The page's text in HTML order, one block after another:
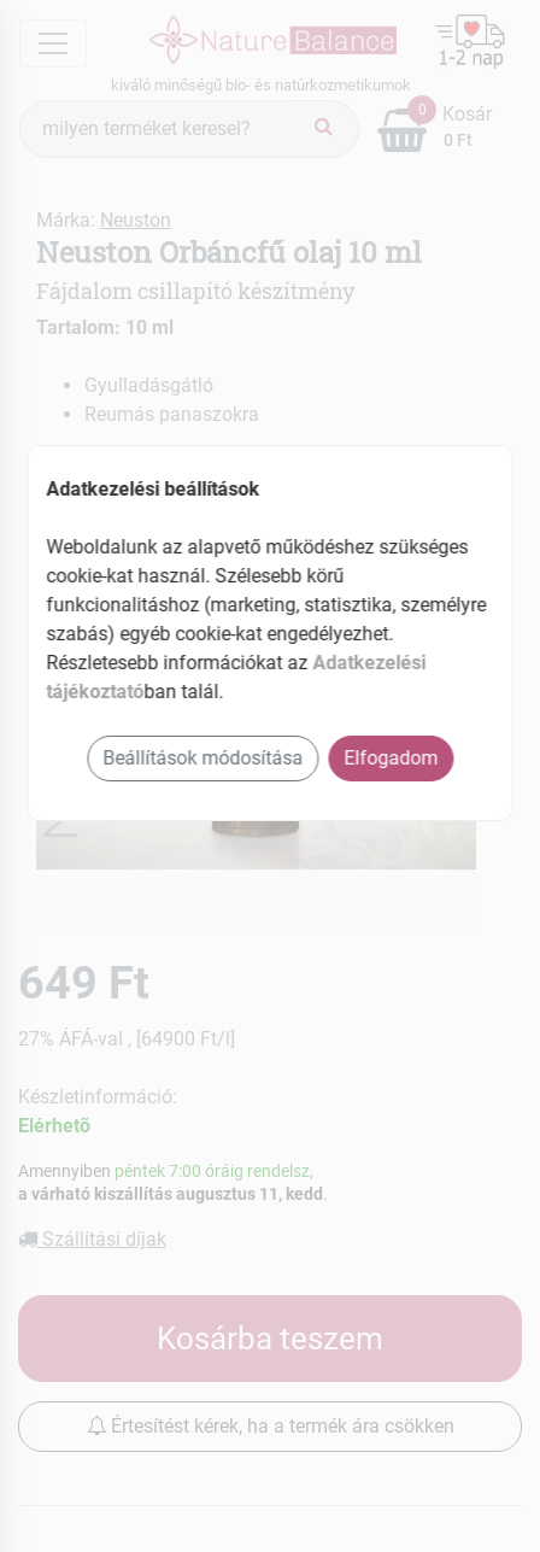
menu
kiváló minőségű bio- és natúrkozmetikumok
keresés
0
0 Ft
Kosár
Márka: Neuston
Neuston Orbáncfű olaj 10 ml
Fájdalom csillapító készítmény
Tartalom: 10 ml
Gyulladásgátló
Reumás panaszokra
649 Ft
27% ÁFÁ-val , [64900 Ft/l]
Készletinformáció:
Elérhetõ
Amennyiben péntek 7:00 óráig rendelsz,
a várható kiszállítás augusztus 11, kedd
Szállítási díjak
Kosárba teszem
Értesítést kérek, ha a termék ára csökken
Adatkezelési beállítások
Weboldalunk az alapvető működéshez szükséges
cookie-kat használ. Szélesebb körű
funkcionalitáshoz (marketing, statisztika, személyre
szabás) egyéb cookie-kat engedélyezhet.
Részletesebb információkat azAdatkezelési
tájékoztatóban talál.
Beállítások módosítása Elfogadom